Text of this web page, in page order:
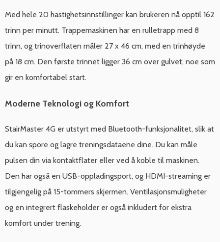
Med hele 20 hastighetsinnstillinger kan brukeren nå opptil 162
trinn per minutt. Trappemaskinen har en rulletrapp med 8
trinn, og trinoverflaten måler 27 x 46 cm, med en trinhøyde
på 18 cm. Den første trinnet ligger 36 cm over gulvet, noe som
gir en komfortabel start.
Moderne Teknologi og Komfort
StairMaster 4G er utstyrt med Bluetooth-funksjonalitet, slik at
du kan spore og lagre treningsdataene dine. Du kan måle
pulsen din via kontaktflater eller ved å koble til maskinen.
Den har også en USB-oppladingsport, og HDMI-streaming er
tilgjengelig på 15-tommers skjermen. Ventilasjonsmuligheter
og en integrert flaskeholder er også inkludert for ekstra
komfort under trening.